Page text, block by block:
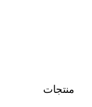
منتجات